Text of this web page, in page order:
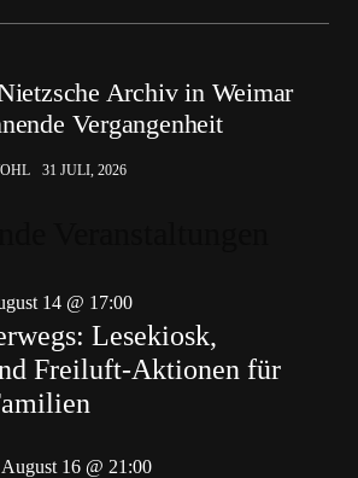
Archiv in Weimar
Vergangenheit
31 JULI, 2026
14 @ 17:00
Lesekiosk,
Freiluft-Aktionen für
August 16 @ 21:00